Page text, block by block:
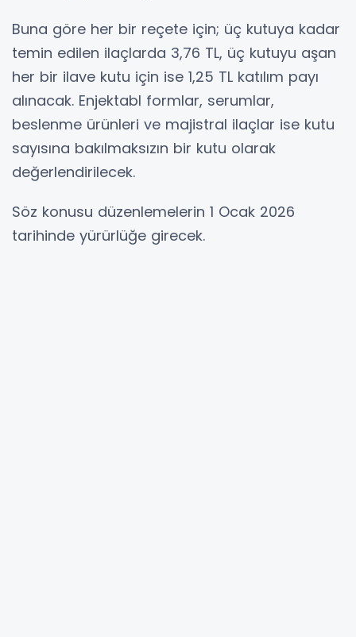
Buna göre her bir reçete için; üç kutuya kadar
temin edilen ilaçlarda 3,76 TL, üç kutuyu aşan
her bir ilave kutu için ise 1,25 TL katılım payı
alınacak. Enjektabl formlar, serumlar,
beslenme ürünleri ve majistral ilaçlar ise kutu
sayısına bakılmaksızın bir kutu olarak
değerlendirilecek.
Söz konusu düzenlemelerin 1 Ocak 2026
tarihinde yürürlüğe girecek.